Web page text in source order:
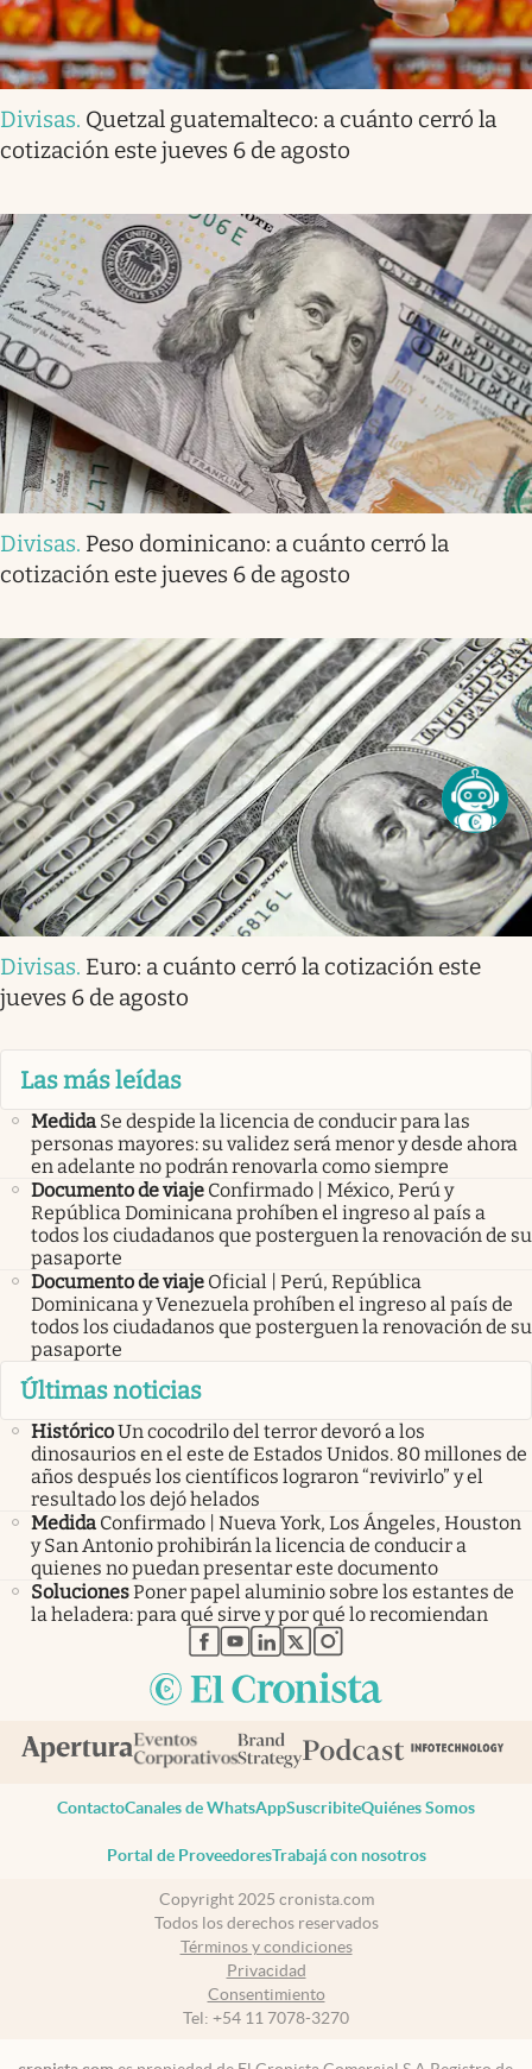
Divisas. Quetzal guatemalteco: a cuánto cerró la
cotización este jueves 6 de agosto
Divisas. Peso dominicano: a cuánto cerró la
cotización este jueves 6 de agosto
Divisas. Euro: a cuánto cerró la cotización este
jueves 6 de agosto
Las más leídas
Medida Se despide la licencia de conducir para las
personas mayores: su validez será menor y desde ahora
en adelante no podrán renovarla como siempre
Documento de viaje Confirmado | México, Perú y
República Dominicana prohíben el ingreso al país a
todos los ciudadanos que posterguen la renovación de su
pasaporte
Documento de viaje Oficial | Perú, República
Dominicana y Venezuela prohíben el ingreso al país de
todos los ciudadanos que posterguen la renovación de su
pasaporte
Últimas noticias
HistóricoUn cocodrilo del terror devoró a los
dinosaurios en el este de Estados Unidos. 80 millones de
años después los científicos lograron “revivirlo” y el
resultado los dejó helados
Medida Confirmado | Nueva York, Los Ángeles, Houston
y San Antonio prohibirán la licencia de conducir a
quienes no puedan presentar este documento
SolucionesPoner papel aluminio sobre los estantes de
la heladera: para qué sirve y por qué lo recomiendan
abre en nueva pestaña
abre en nueva pestaña
abre en nueva pestaña
abre en nueva pestaña
abre en nueva pestaña
ContactoCanales de WhatsAppSuscribiteQuiénes Somos
Portal de ProveedoresTrabajá con nosotros
Copyright 2025 cronista.com
Todos los derechos reservados
Términos y condiciones
Privacidad
Consentimiento
Tel: +54 11 7078-3270